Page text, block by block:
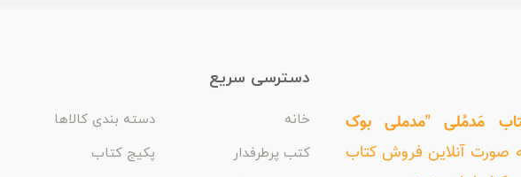
مَدمُلی "مدملی بوک
سال 99 به صورت آنلاین فروش کتاب
دسترسی سریع
خانه
دسته بندی کالاها
کتب پرطرفدار
پکیج کتاب